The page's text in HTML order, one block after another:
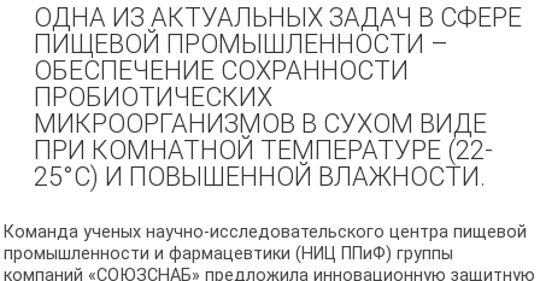
ОДНА ИЗ АКТУАЛЬНЫХ ЗАДАЧ В СФЕРЕ
ПИЩЕВОЙ ПРОМЫШЛЕННОСТИ –
ОБЕСПЕЧЕНИЕ СОХРАННОСТИ
ПРОБИОТИЧЕСКИХ
МИКРООРГАНИЗМОВ В СУХОМ ВИДЕ
ПРИ КОМНАТНОЙ ТЕМПЕРАТУРЕ (22-
25°C) И ПОВЫШЕННОЙ ВЛАЖНОСТИ.
Команда ученых научно-исследовательского центра пищевой
промышленности и фармацевтики (НИЦ ППиФ) группы
компаний «СОЮЗСНАБ» предложила инновационную защитную